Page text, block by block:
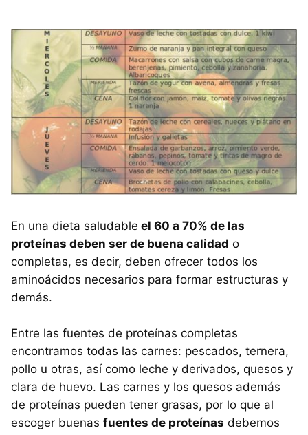
En una dieta saludable el 60 a 70% de las
proteínas deben ser de buena calidad o
completas, es decir, deben ofrecer todos los
aminoácidos necesarios para formar estructuras y
demás.
Entre las fuentes de proteínas completas
encontramos todas las carnes: pescados, ternera,
pollo u otras, así como leche y derivados, quesos y
clara de huevo. Las carnes y los quesos además
de proteínas pueden tener grasas, por lo que al
escoger buenas fuentes de proteínas debemos